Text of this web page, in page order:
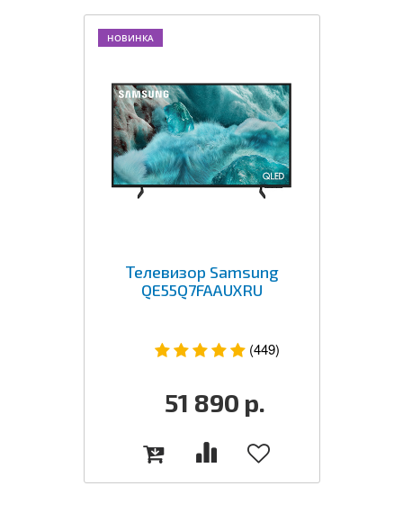
НОВИНКА
Телевизор Samsung
QE55Q7FAAUXRU
(449)
51 890 р.